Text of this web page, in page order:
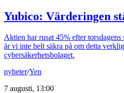
Yubico: Värderingen
Aktien har rusat 45% efter
är vi inte helt säkra på om detta
cybersäkerhetsbolaget.
nyheter/Yen
7 augusti, 13:00